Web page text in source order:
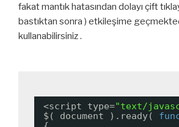
fakat mantık hatasından dolayı çift
bastıktan sonra ) etkileşime
kullanabilirsiniz .
<script type="text/
$( document ).ready(